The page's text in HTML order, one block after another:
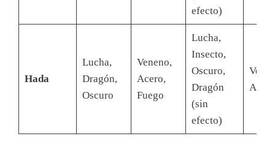
efecto)
Hada
Lucha,
Dragón,
Oscuro
Veneno,
Acero,
Fuego
Lucha,
Insecto,
Oscuro,
Dragón
(sin
efecto)
Acero